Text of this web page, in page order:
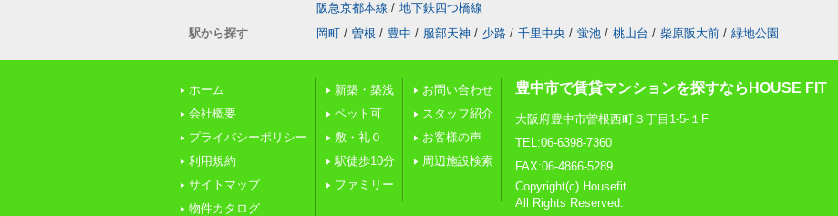
阪急京都本線 / 地下鉄四つ橋線
駅から探す
岡町 / 曽根 / 豊中 / 服部天神 / 少路 / 千里中央 / 蛍池 / 桃山台 / 柴原阪大前 / 緑地公園
ホーム
会社概要
プライバシーポリシー
利用規約
サイトマップ
物件カタログ
新築・築浅
ペット可
敷・礼０
駅徒歩10分
ファミリー
お問い合わせ
スタッフ紹介
お客様の声
周辺施設検索
豊中市で賃貸マンションを探すならHOUSE FIT
大阪府豊中市曽根西町３丁目1-5-１F
TEL:06-6398-7360
FAX:06-4866-5289
Copyright(c) Housefit
All Rights Reserved.